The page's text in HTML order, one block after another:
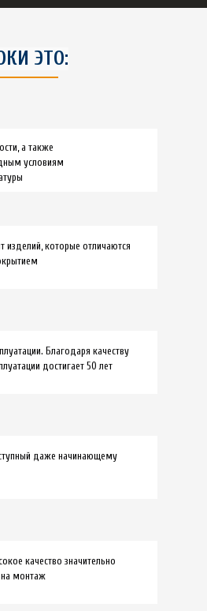
качество значительно
на монтаж
даже начинающему
Благодаря качеству
достигает 50 лет
изделий, которые отличаются
а также
условиям
ЭТО: